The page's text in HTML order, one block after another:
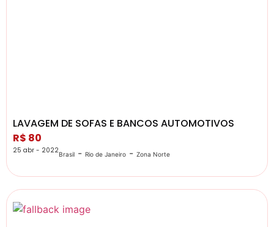
LAVAGEM DE SOFAS E BANCOS AUTOMOTIVOS
R$ 80
25 abr - 2022Brasil - Rio de Janeiro - Zona Norte